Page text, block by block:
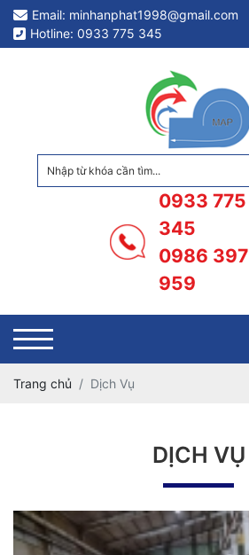
Email: minhanphat1998@gmail.com
Hotline: 0933 775 345
0933 775
345
0986 397
959
Trang chủ Dịch Vụ
DỊCH VỤ